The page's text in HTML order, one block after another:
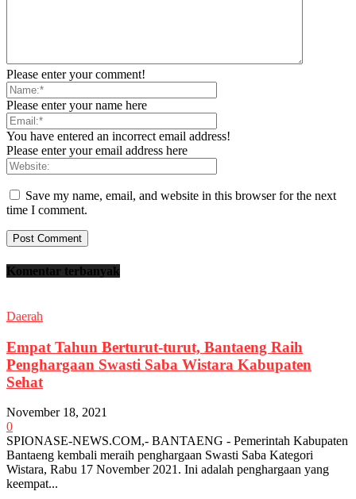
Please enter your comment!
Please enter your name here
You have entered an incorrect email address!
Please enter your email address here
Save my name, email, and website in this browser for the next
time I comment.
Komentar terbanyak
Daerah
Empat Tahun Berturut-turut, Bantaeng Raih
Penghargaan Swasti Saba Wistara Kabupaten
Sehat
November 18, 2021
0
SPIONASE-NEWS.COM,- BANTAENG - Pemerintah Kabupaten
Bantaeng kembali meraih penghargaan Swasti Saba Kategori
Wistara, Rabu 17 November 2021. Ini adalah penghargaan yang
keempat...